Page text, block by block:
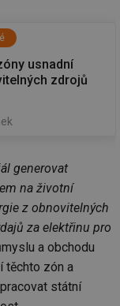
usnadní
zdrojů
generovat
na životní
z obnovitelných
za elektřinu pro
a obchodu
těchto zón a
státní